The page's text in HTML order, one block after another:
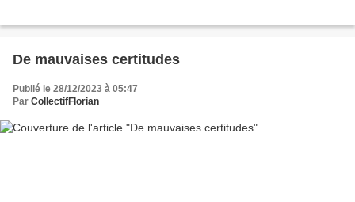
De mauvaises certitudes
Publié le 28/12/2023 à 05:47
Par CollectifFlorian